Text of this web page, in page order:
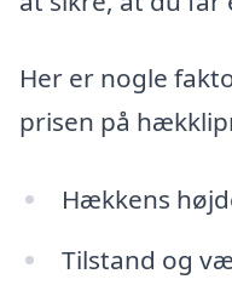
Her er nogle
prisen på
Hækkens
Tilstand og